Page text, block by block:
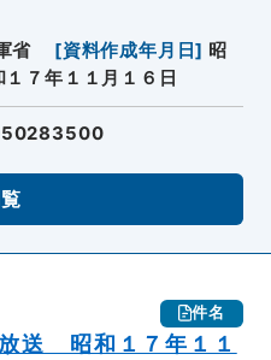
省 [資料作成年月日] 昭
７年１１月１６日
件名
送 昭和１７年１１